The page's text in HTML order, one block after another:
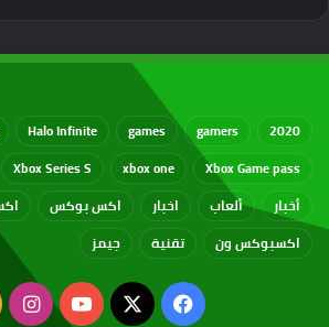
2020
gamers
games
Halo Infinite
Xbox Game pass
xbox one
Xbox Series S
أخبار
ألعاب اخبار اكس بوكس
اكسبوكس ون
تقنية جيمز
فيسبوك
‫X
‫YouTube